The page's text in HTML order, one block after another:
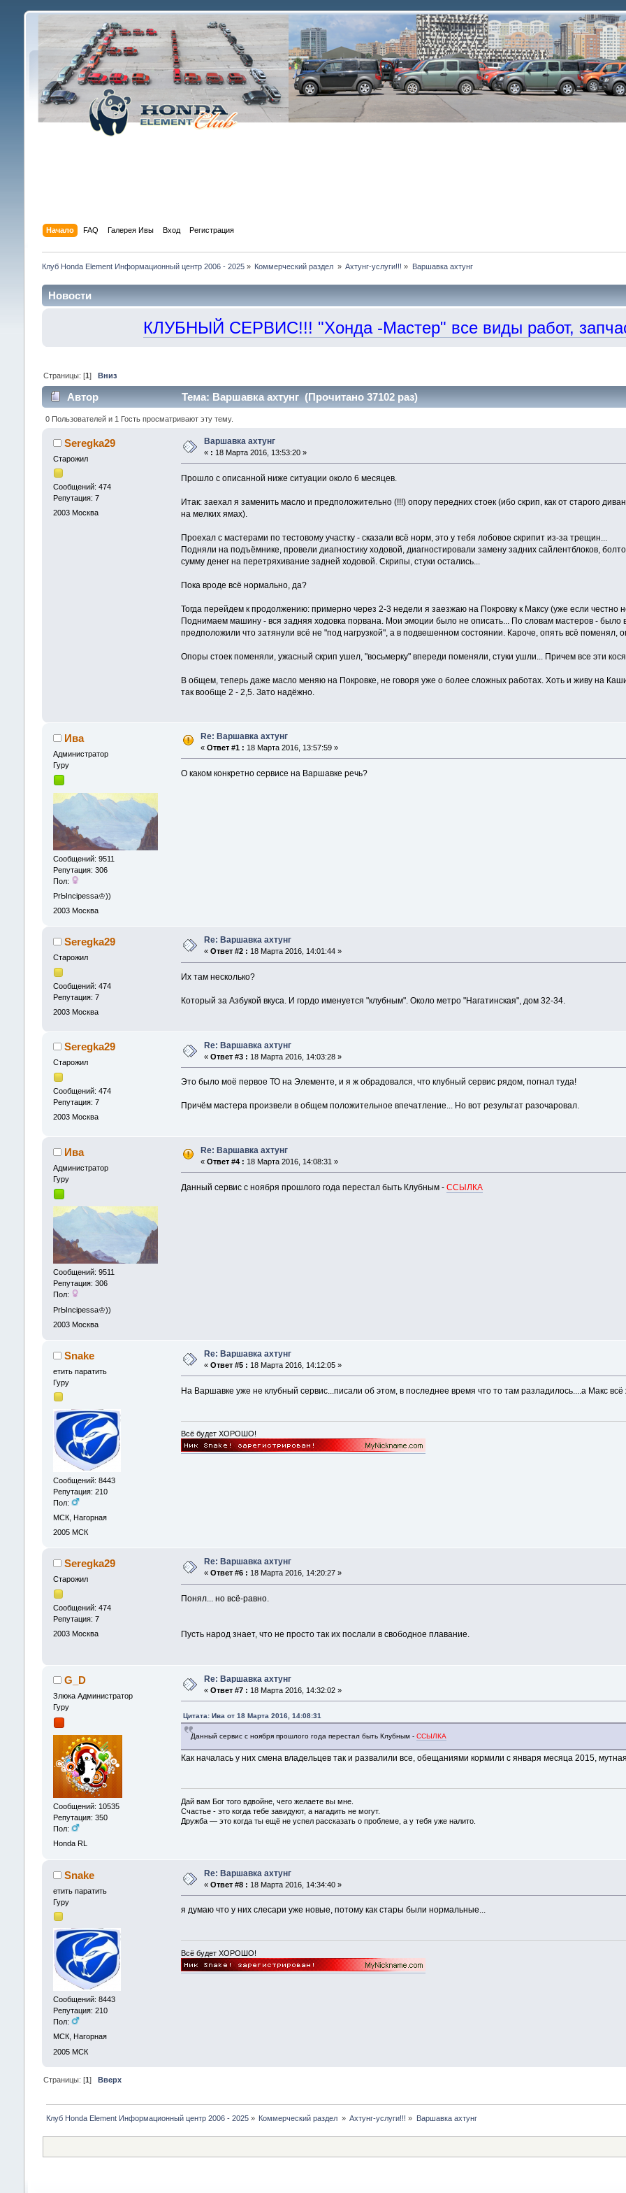
Начало FAQ Галерея Ивы Вход Регистрация
Клуб Honda Element Информационный центр 2006 - 2025» Коммерческий раздел » Ахтунг-услуги!!! » Варшавка ахтунг
Новости
КЛУБНЫЙ СЕРВИС!!! "Хонда -Мастер" все виды работ,
Страницы: [1] Вниз
Автор Тема: Варшавка ахтунг (Прочитано 37102 раз)
0 Пользователей и 1 Гость просматривают эту тему.
Seregka29
Старожил
Сообщений: 474
Репутация: 7
2003 Москва
Варшавка ахтунг
« : 18 Марта 2016, 13:53:20 »
Прошло с описанной ниже ситуации около 6 месяцев.
Итак: заехал я заменить масло и предположительно (!!!) опору передних стоек (ибо скрип, как от старого
на мелких ямах).
Проехал с мастерами по тестовому участку - сказали всё норм, это у тебя лобовое скрипит из-за трещин...
Подняли на подъёмнике, провели диагностику ходовой, диагностировали замену задних сайлентблоков,
сумму денег на перетряхивание задней ходовой. Скрипы, стуки остались...
Пока вроде всё нормально, да?
Тогда перейдем к продолжению: примерно через 2-3 недели я заезжаю на Покровку к Максу (уже если честно
Поднимаем машину - вся задняя ходовка порвана. Мои эмоции было не описать... По словам мастеров - было
предположили что затянули всё не "под нагрузкой", а в подвешенном состоянии. Кароче, опять всё поменял,
Опоры стоек поменяли, ужасный скрип ушел, "восьмерку" впереди поменяли, стуки ушли... Причем все эти
В общем, теперь даже масло меняю на Покровке, не говоря уже о более сложных работах. Хоть и живу на
так вообще 2 - 2,5. Зато надёжно.
Ива
Администрaтор
Гуру
Сообщений: 9511
Репутация: 306
Пол:
PrЫncipessa♔))
2003 Москва
Re: Варшавка ахтунг
« Ответ #1 : 18 Марта 2016, 13:57:59 »
О каком конкретно сервисе на Варшавке речь?
Seregka29
Старожил
Сообщений: 474
Репутация: 7
2003 Москва
Re: Варшавка ахтунг
« Ответ #2 : 18 Марта 2016, 14:01:44 »
Их там несколько?
Который за Азбукой вкуса. И гордо именуется "клубным". Около метро "Нагатинская", дом 32-34.
Seregka29
Старожил
Сообщений: 474
Репутация: 7
2003 Москва
Re: Варшавка ахтунг
« Ответ #3 : 18 Марта 2016, 14:03:28 »
Это было моё первое ТО на Элементе, и я ж обрадовался, что клубный сервис рядом, погнал туда!
Причём мастера произвели в общем положительное впечатление... Но вот результат разочаровал.
Ива
Администрaтор
Гуру
Сообщений: 9511
Репутация: 306
Пол:
PrЫncipessa♔))
2003 Москва
Re: Варшавка ахтунг
« Ответ #4 : 18 Марта 2016, 14:08:31 »
Данный сервис с ноября прошлого года перестал быть Клубным -ССЫЛКА
Snake
етить паратить
Гуру
Сообщений: 8443
Репутация: 210
Пол:
МСК, Нагорная
2005 МСК
Re: Варшавка ахтунг
« Ответ #5 : 18 Марта 2016, 14:12:05 »
На Варшавке уже не клубный сервис...писали об этом, в последнее время что то там разладилось....а Макс
Всё будет ХОРОШО!
Seregka29
Старожил
Сообщений: 474
Репутация: 7
2003 Москва
Re: Варшавка ахтунг
« Ответ #6 : 18 Марта 2016, 14:20:27 »
Понял... но всё-равно.
Пусть народ знает, что не просто так их послали в свободное плавание.
G_D
Злюка Администратор
Гуру
Сообщений: 10535
Репутация: 350
Пол:
Honda RL
Re: Варшавка ахтунг
« Ответ #7 : 18 Марта 2016, 14:32:02 »
Цитата: Ива от 18 Марта 2016, 14:08:31
Данный сервис с ноября прошлого года перестал быть Клубным -ССЫЛКА
Как началась у них смена владельцев так и развалили все, обещаниями кормили с января месяца 2015,
Дай вам Бог того вдвойне, чего желаете вы мне.
Счастье - это когда тебе завидуют, а нагадить не могут.
Дружба — это когда ты ещё не успел рассказать о проблеме, а у тебя уже налито.
Snake
етить паратить
Гуру
Сообщений: 8443
Репутация: 210
Пол:
МСК, Нагорная
2005 МСК
Re: Варшавка ахтунг
« Ответ #8 : 18 Марта 2016, 14:34:40 »
я думаю что у них слесари уже новые, потому как стары были нормальные...
Всё будет ХОРОШО!
Страницы: [1] Вверх
Клуб Honda Element Информационный центр 2006 - 2025» Коммерческий раздел » Ахтунг-услуги!!! » Варшавка ахтунг